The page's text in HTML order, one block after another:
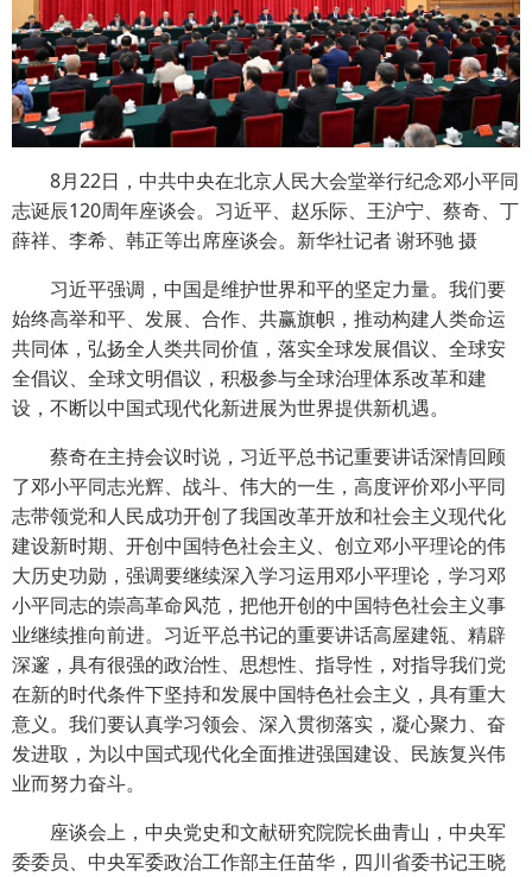
8月22日，中共中央在北京人民大会堂举行纪念邓小平同
志诞辰120周年座谈会。习近平、赵乐际、王沪宁、蔡奇、丁
薛祥、李希、韩正等出席座谈会。新华社记者 谢环驰 摄
习近平强调，中国是维护世界和平的坚定力量。我们要
始终高举和平、发展、合作、共赢旗帜，推动构建人类命运
共同体，弘扬全人类共同价值，落实全球发展倡议、全球安
全倡议、全球文明倡议，积极参与全球治理体系改革和建
设，不断以中国式现代化新进展为世界提供新机遇。
蔡奇在主持会议时说，习近平总书记重要讲话深情回顾
了邓小平同志光辉、战斗、伟大的一生，高度评价邓小平同
志带领党和人民成功开创了我国改革开放和社会主义现代化
建设新时期、开创中国特色社会主义、创立邓小平理论的伟
大历史功勋，强调要继续深入学习运用邓小平理论，学习邓
小平同志的崇高革命风范，把他开创的中国特色社会主义事
业继续推向前进。习近平总书记的重要讲话高屋建瓴、精辟
深邃，具有很强的政治性、思想性、指导性，对指导我们党
在新的时代条件下坚持和发展中国特色社会主义，具有重大
意义。我们要认真学习领会、深入贯彻落实，凝心聚力、奋
发进取，为以中国式现代化全面推进强国建设、民族复兴伟
业而努力奋斗。
座谈会上，中央党史和文献研究院院长曲青山，中央军
委委员、中央军委政治工作部主任苗华，四川省委书记王晓